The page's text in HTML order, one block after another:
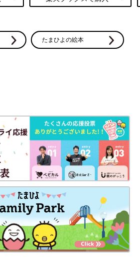
たまひよの絵本